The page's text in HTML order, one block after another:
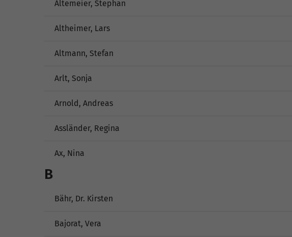
Altemeier, Stephan
Altheimer, Lars
Altmann, Stefan
Arlt, Sonja
Arnold, Andreas
Assländer, Regina
Ax, Nina
B
Bähr, Dr. Kirsten
Bajorat, Vera